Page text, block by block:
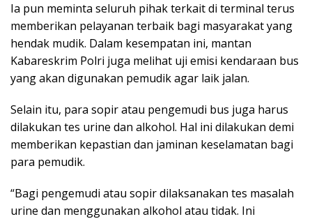
Ia pun meminta seluruh pihak terkait di terminal terus
memberikan pelayanan terbaik bagi masyarakat yang
hendak mudik. Dalam kesempatan ini, mantan
Kabareskrim Polri juga melihat uji emisi kendaraan bus
yang akan digunakan pemudik agar laik jalan.
Selain itu, para sopir atau pengemudi bus juga harus
dilakukan tes urine dan alkohol. Hal ini dilakukan demi
memberikan kepastian dan jaminan keselamatan bagi
para pemudik.
“Bagi pengemudi atau sopir dilaksanakan tes masalah
urine dan menggunakan alkohol atau tidak. Ini